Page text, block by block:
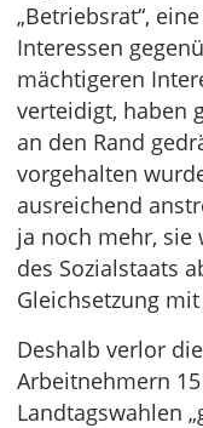
„Betriebsrat“,
Interessen
mächtigeren
verteidigt, haben
an den Rand
vorgehalten
ausreichend
ja noch mehr, sie
des Sozialstaats
Gleichsetzung
Deshalb verlor
Arbeitnehmern
Landtagswahlen